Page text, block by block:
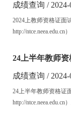
成绩查询 / 2024-
2024上教师资格证面
http://ntce.neea.edu.cn
24上半年教师
成绩查询 / 2024-
24上半年教师资格证
http://ntce.neea.edu.cn